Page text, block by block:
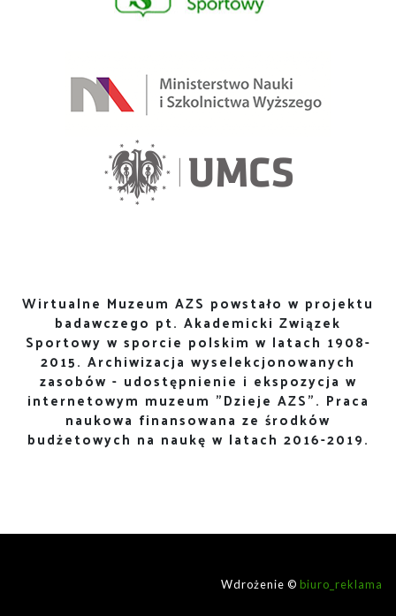
Wirtualne Muzeum AZS powstało w projektu
badawczego pt. Akademicki Związek
Sportowy w sporcie polskim w latach 1908-
2015. Archiwizacja wyselekcjonowanych
zasobów - udostępnienie i ekspozycja w
internetowym muzeum "Dzieje AZS". Praca
naukowa finansowana ze środków
budżetowych na naukę w latach 2016-2019.
Wdrożenie © biuro_reklama